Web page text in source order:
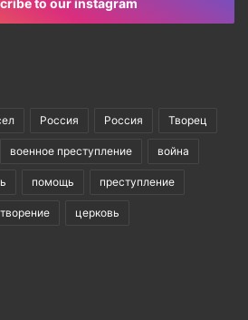
Россия Россия Творец
военное преступление война
помощь преступление
творение церковь